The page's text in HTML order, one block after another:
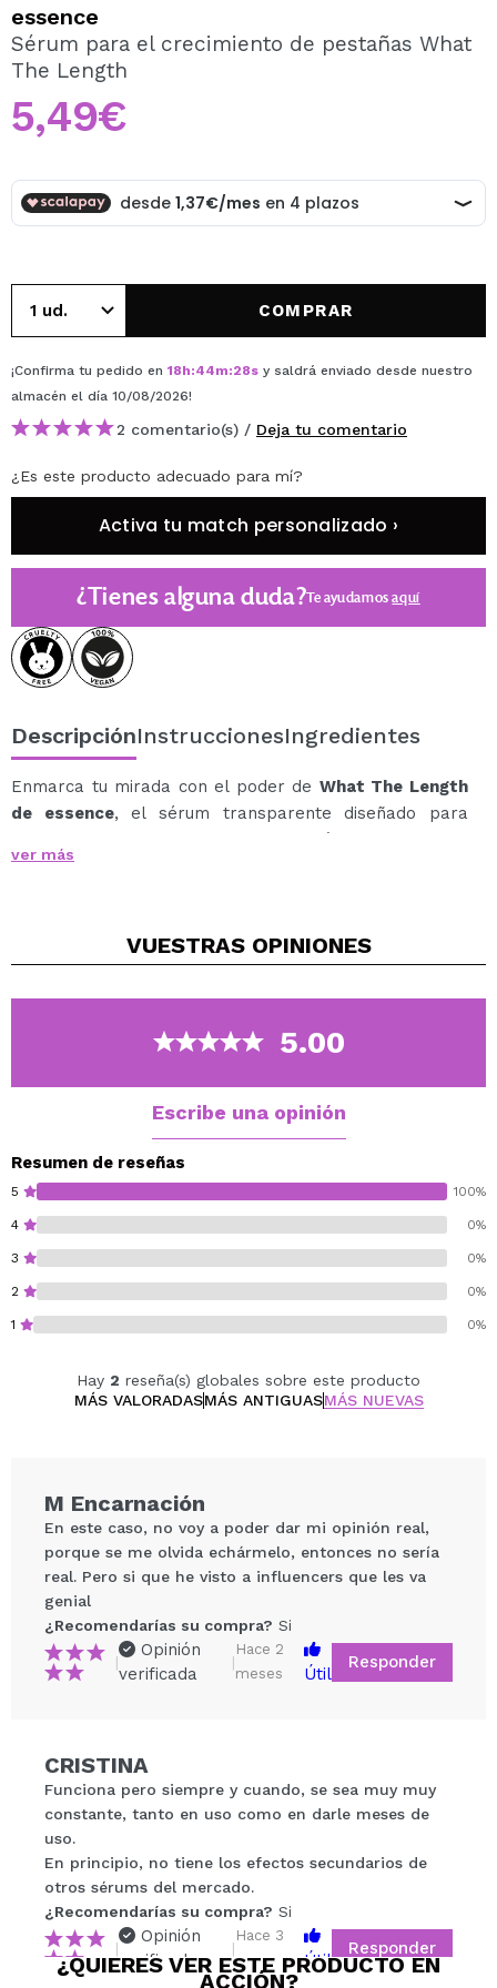
Al crear una cuenta en Maquillalia.com podrás realizar
tus compras rápidamente, revisar el estado de tus
essence
Sérum para el crecimiento de pestañas What
The Length
5,49€
COMPRAR
¡Confirma tu pedido en 18h:44m:28s y saldrá enviado desde nuestro
almacén el día 10/08/2026!
2 comentario(s) / Deja tu comentario
¿Es este producto adecuado para mí?
Activa tu match personalizado ›
¿Tienes alguna duda?Te ayudamosaquí
DescripciónInstruccionesIngredientes
Enmarca tu mirada con el poder de What The Length
de essence, el sérum transparente diseñado para
promover pestañas visiblemente más largas y con
mayor densidad.
apariencia de longitud y volumen con el uso diario
Gracias a su aplicador tipo delineador fino, se desliza
fácilmente sobre la línea superior de las pestañas,
permitiendo una aplicación precisa y uniforme.
Paraben free.
Alcohol free.
Fragrance free.
ver más
VUESTRAS OPINIONES
5.00
Escribe una opinión
Resumen de reseñas
5 100%
4 0%
3 0%
2 0%
1 0%
Hay 2 reseña(s) globales sobre este producto
MÁS VALORADASMÁS ANTIGUASMÁS NUEVAS
¿Recomendarías su compra? Si
ENVIAR
M Encarnación
En este caso, no voy a poder dar mi opinión real,
porque se me olvida echármelo, entonces no sería
real. Pero si que he visto a influencers que les va
genial
¿Recomendarías su compra? Si
|
Opinión
verificada
|
Hace 2
meses
Útil
Responder
CRISTINA
Funciona pero siempre y cuando, se sea muy muy
constante, tanto en uso como en darle meses de
uso.
En principio, no tiene los efectos secundarios de
otros sérums del mercado.
¿Recomendarías su compra? Si
|
Opinión
verificada
|
Hace 3
meses
Útil
Responder
¿QUIERES VER ESTE PRODUCTO EN
ACCIÓN?